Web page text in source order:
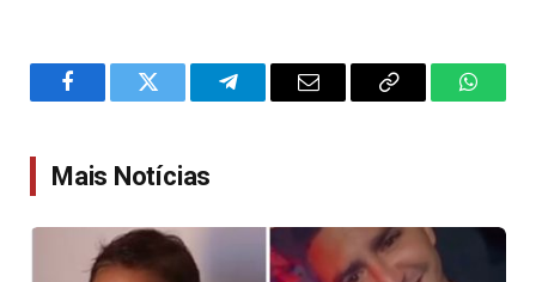
FacebookTwitter TelegramEmail
Copy
Mais Notícias